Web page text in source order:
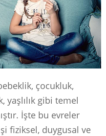
çocukluk,
yaşlılık gibi temel
İşte bu evreler
fiziksel, duygusal ve